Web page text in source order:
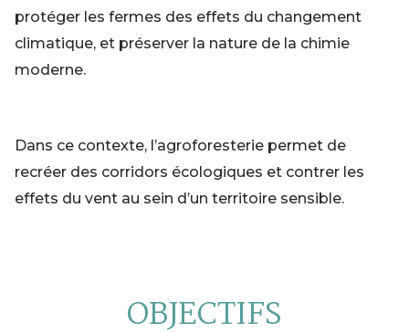
protéger les fermes des effets du changement
climatique, et préserver la nature de la chimie
moderne.
Dans ce contexte, l’agroforesterie permet de
recréer des corridors écologiques et contrer les
effets du vent au sein d’un territoire sensible.
OBJECTIFS